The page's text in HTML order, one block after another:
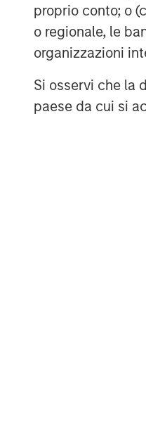
proprio conto; o
o regionale, le
organizzazioni
Si osservi che la
paese da cui si
pursued
over 190
Stanley.